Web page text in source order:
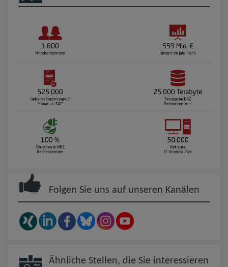
Folgen Sie uns auf unseren Kanälen
Ähnliche Stellen, die Sie interessieren